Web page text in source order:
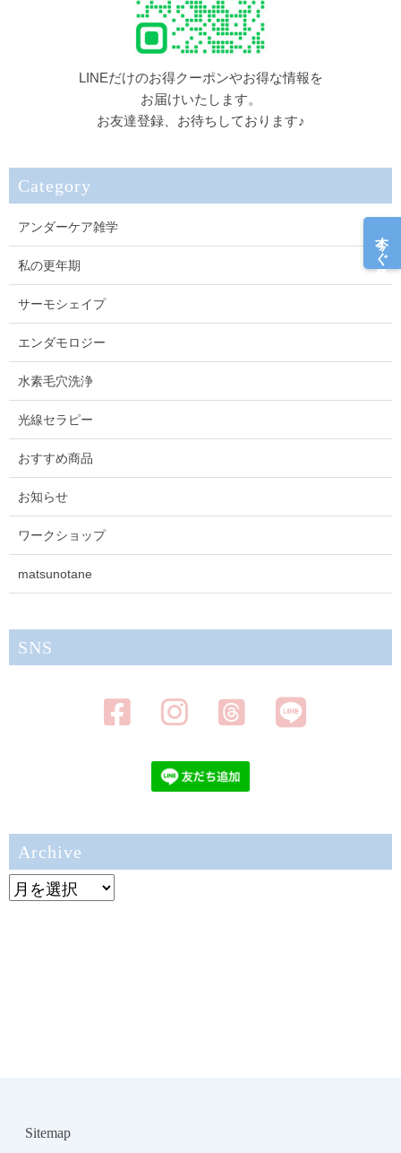
LINEだけのお得クーポンやお得な情報を
お届けいたします。
お友達登録、お待ちしております♪
Category
アンダーケア雑学
私の更年期
サーモシェイプ
エンダモロジー
水素毛穴洗浄
光線セラピー
おすすめ商品
お知らせ
ワークショップ
matsunotane
SNS
Archive
Archive
Sitemap
今すぐ予約